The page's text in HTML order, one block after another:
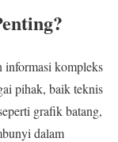
informasi kompleks
pihak, baik teknis
grafik batang,
dalam